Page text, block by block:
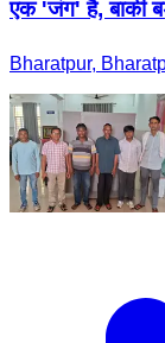
एक 'जंग' है, बाकी
Bharatpur,